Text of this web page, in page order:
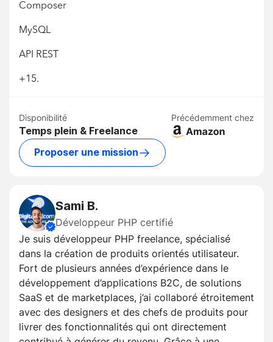
Composer
MySQL
API REST
+15.
Disponibilité
Temps plein & Freelance
Précédemment chez
Proposer une mission
Sami B.
Développeur PHP certifié
Je suis développeur PHP freelance, spécialisé
dans la création de produits orientés utilisateur.
Fort de plusieurs années d’expérience dans le
développement d’applications B2C, de solutions
SaaS et de marketplaces, j’ai collaboré étroitement
avec des designers et des chefs de produits pour
livrer des fonctionnalités qui ont directement